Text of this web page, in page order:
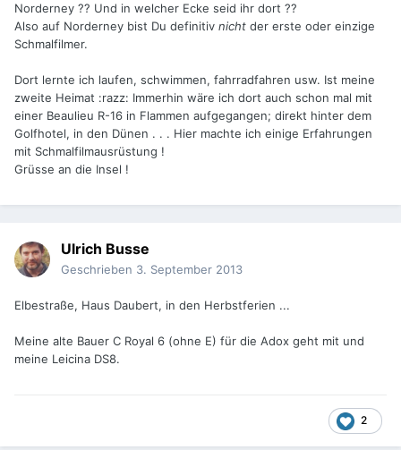
Norderney ?? Und in welcher Ecke seid ihr dort ??
Also auf Norderney bist Du definitiv nicht der erste oder einzige
Schmalfilmer.
Dort lernte ich laufen, schwimmen, fahrradfahren usw. Ist meine
zweite Heimat :razz: Immerhin wäre ich dort auch schon mal mit
einer Beaulieu R-16 in Flammen aufgegangen; direkt hinter dem
Golfhotel, in den Dünen . . . Hier machte ich einige Erfahrungen
mit Schmalfilmausrüstung !
Grüsse an die Insel !
Ulrich Busse
Geschrieben 3. September 2013
Elbestraße, Haus Daubert, in den Herbstferien ...
Meine alte Bauer C Royal 6 (ohne E) für die Adox geht mit und
meine Leicina DS8.
2